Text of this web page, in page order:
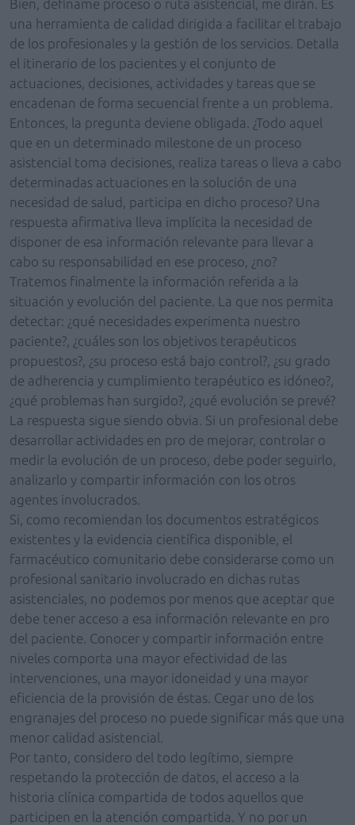
Bien, defíname proceso o ruta asistencial, me dirán. Es
una herramienta de calidad dirigida a facilitar el trabajo
de los profesionales y la gestión de los servicios. Detalla
el itinerario de los pacientes y el conjunto de
actuaciones, decisiones, actividades y tareas que se
encadenan de forma secuencial frente a un problema.
Entonces, la pregunta deviene obligada. ¿Todo aquel
que en un determinado milestone de un proceso
asistencial toma decisiones, realiza tareas o lleva a cabo
determinadas actuaciones en la solución de una
necesidad de salud, participa en dicho proceso? Una
respuesta afirmativa lleva implícita la necesidad de
disponer de esa información relevante para llevar a
cabo su responsabilidad en ese proceso, ¿no?
Tratemos finalmente la información referida a la
situación y evolución del paciente. La que nos permita
detectar: ¿qué necesidades experimenta nuestro
paciente?, ¿cuáles son los objetivos terapéuticos
propuestos?, ¿su proceso está bajo control?, ¿su grado
de adherencia y cumplimiento terapéutico es idóneo?,
¿qué problemas han surgido?, ¿qué evolución se prevé?
La respuesta sigue siendo obvia. Si un profesional debe
desarrollar actividades en pro de mejorar, controlar o
medir la evolución de un proceso, debe poder seguirlo,
analizarlo y compartir información con los otros
agentes involucrados.
Si, como recomiendan los documentos estratégicos
existentes y la evidencia científica disponible, el
farmacéutico comunitario debe considerarse como un
profesional sanitario involucrado en dichas rutas
asistenciales, no podemos por menos que aceptar que
debe tener acceso a esa información relevante en pro
del paciente. Conocer y compartir información entre
niveles comporta una mayor efectividad de las
intervenciones, una mayor idoneidad y una mayor
eficiencia de la provisión de éstas. Cegar uno de los
engranajes del proceso no puede significar más que una
menor calidad asistencial.
Por tanto, considero del todo legítimo, siempre
respetando la protección de datos, el acceso a la
historia clínica compartida de todos aquellos que
participen en la atención compartida. Y no por un